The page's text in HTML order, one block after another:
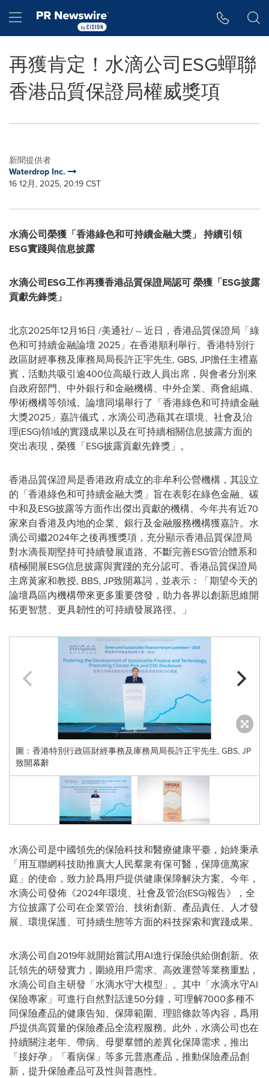
Hamburger menu
再獲肯定！水滴公司ESG蟬聯
香港品質保證局權威獎項
新聞提供者
Waterdrop Inc.
16 12月, 2025, 20:19 CST
水滴公司榮獲 「香港綠色和可持續金融大獎」 持續引領
ESG實踐與信息披露
水滴公司ESG工作再獲香港品質保證局認可榮獲「ESG披露
貢獻先鋒獎」
北京2025年12月16日 /美通社/ -- 近日，香港品質保證局「綠
色和可持續金融論壇 2025」在香港順利舉行。香港特別行
政區財經事務及庫務局局長許正宇先生, GBS, JP擔任主禮嘉
賓，活動共吸引逾400位高級行政人員出席，與會者分別來
自政府部門、中外銀行和金融機構、中外企業、商會組織、
學術機構等領域。論壇同場舉行了「香港綠色和可持續金融
大獎2025」嘉許儀式，水滴公司憑藉其在環境、社會及治
理(ESG)領域的實踐成果以及在可持續相關信息披露方面的
突出表現，榮獲「ESG披露貢獻先鋒獎」。
香港品質保證局是香港政府成立的非牟利公營機構，其設立
的「香港綠色和可持續金融大獎」旨在表彰在綠色金融、碳
中和及ESG披露等方面作出傑出貢獻的機構。今年共有近70
家來自香港及內地的企業、銀行及金融服務機構獲嘉許。水
滴公司繼2024年之後再獲獎項，充分顯示香港品質保證局
對水滴長期堅持可持續發展道路、不斷完善ESG管治體系和
積極開展ESG信息披露與實踐的充分認可。香港品質保證局
主席黃家和教授, BBS, JP致開幕詞，並表示：「期望今天的
論壇爲區內機構帶來更多重要啓發，助力各界以創新思維開
拓更智慧、更具韌性的可持續發展路徑。」
圖：香港特別行政區財經事務及庫務局局長許正宇先生, GBS, JP
致開幕辭
水滴公司是中國領先的保險科技和醫療健康平臺，始終秉承
「用互聯網科技助推廣大人民羣衆有保可醫，保障億萬家
庭」的使命，致力於爲用戶提供健康保障解決方案。今年，
水滴公司發佈《2024年環境、社會及管治(ESG)報告》，全
方位披露了公司在企業管治、技術創新、產品責任、人才發
展、環境保護、可持續生態等方面的科技探索和實踐成果。
水滴公司自2019年就開始嘗試用AI進行保險供給側創新。依
託領先的研發實力，圍繞用戶需求、高效運營等業務重點，
水滴公司自主研發「水滴水守大模型」。其中「水滴水守AI
保險專家」可進行自然對話達50分鐘，可理解7000多種不
同保險產品的健康告知、保障範圍、理賠條款等內容，爲用
戶提供高質量的保險產品全流程服務。此外，水滴公司也在
持續關注老年、帶病、母嬰羣體的差異化保障需求，推出
「接好孕」「看病保」等多元普惠產品，推動保險產品創
新，提升保險產品可及性與普惠性。